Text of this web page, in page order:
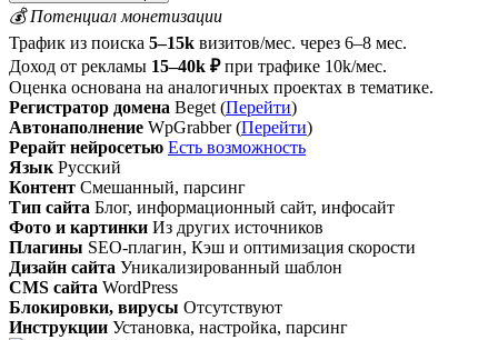
💰 Потенциал монетизации
Трафик из поиска 5–15k визитов/мес. через 6–8 мес.
Доход от рекламы 15–40k ₽ при трафике 10k/мес.
Оценка основана на аналогичных проектах в тематике.
Регистратор домена Beget (Перейти)
Автонаполнение WpGrabber (Перейти)
Рерайт нейросетью Есть возможность
Язык Русский
Контент Смешанный, парсинг
Тип сайта Блог, информационный сайт, инфосайт
Фото и картинки Из других источников
Плагины SEO-плагин, Кэш и оптимизация скорости
Дизайн сайта Уникализированный шаблон
CMS сайта WordPress
Блокировки, вирусы Отсутствуют
Инструкции Установка, настройка, парсинг